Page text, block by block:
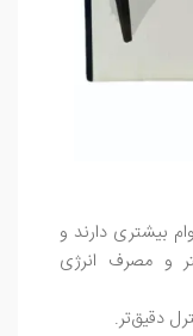
بیشتری دارند و
و مصرف انرژی
دقیق‌تر.